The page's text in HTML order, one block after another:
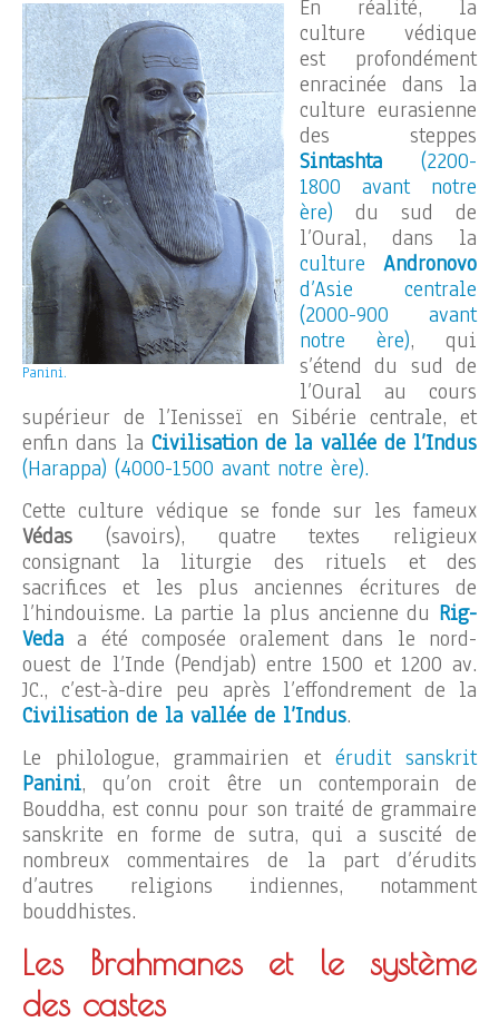
Panini.
En réalité, la
culture védique
est profondément
enracinée dans la
culture eurasienne
des steppes
Sintashta (2200-
1800 avant notre
ère) du sud de
l’Oural, dans la
culture Andronovo
d’Asie centrale
(2000-900 avant
notre ère), qui
s’étend du sud de
l’Oural au cours
supérieur de l’Ienisseï en Sibérie centrale, et
enfin dans la Civilisation de la vallée de l’Indus
(Harappa) (4000-1500 avant notre ère).
Cette culture védique se fonde sur les fameux
Védas (savoirs), quatre textes religieux
consignant la liturgie des rituels et des
sacrifices et les plus anciennes écritures de
l’hindouisme. La partie la plus ancienne du Rig-
Veda a été composée oralement dans le nord-
ouest de l’Inde (Pendjab) entre 1500 et 1200 av.
JC., c’est-à-dire peu après l’effondrement de la
Civilisation de la vallée de l’Indus.
Le philologue, grammairien et érudit sanskrit
Panini, qu’on croit être un contemporain de
Bouddha, est connu pour son traité de grammaire
sanskrite en forme de sutra, qui a suscité de
nombreux commentaires de la part d’érudits
d’autres religions indiennes, notamment
bouddhistes.
Les Brahmanes et le système
des castes